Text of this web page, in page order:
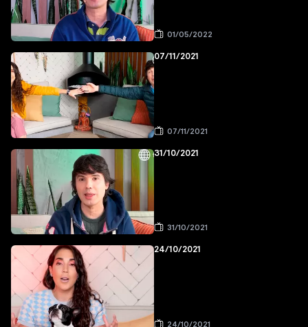
01/05/2022
07/11/2021
07/11/2021
31/10/2021
31/10/2021
24/10/2021
24/10/2021